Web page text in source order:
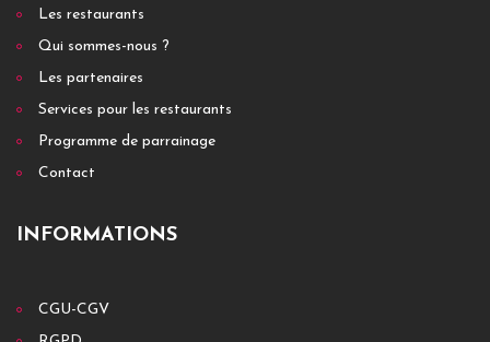
Les restaurants
Qui sommes-nous ?
Les partenaires
Services pour les restaurants
Programme de parrainage
Contact
INFORMATIONS
CGU-CGV